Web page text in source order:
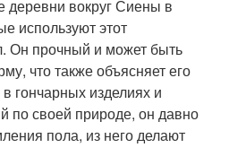
деревни вокруг Сиены в
используют этот
Он прочный и может быть
что также объясняет его
гончарных изделиях и
по своей природе, он давно
пола, из него делают